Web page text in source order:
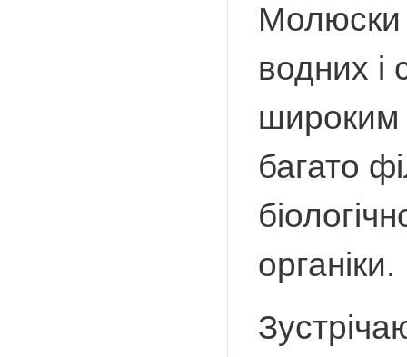
Молюски
водних і
широким
багато
органіки.